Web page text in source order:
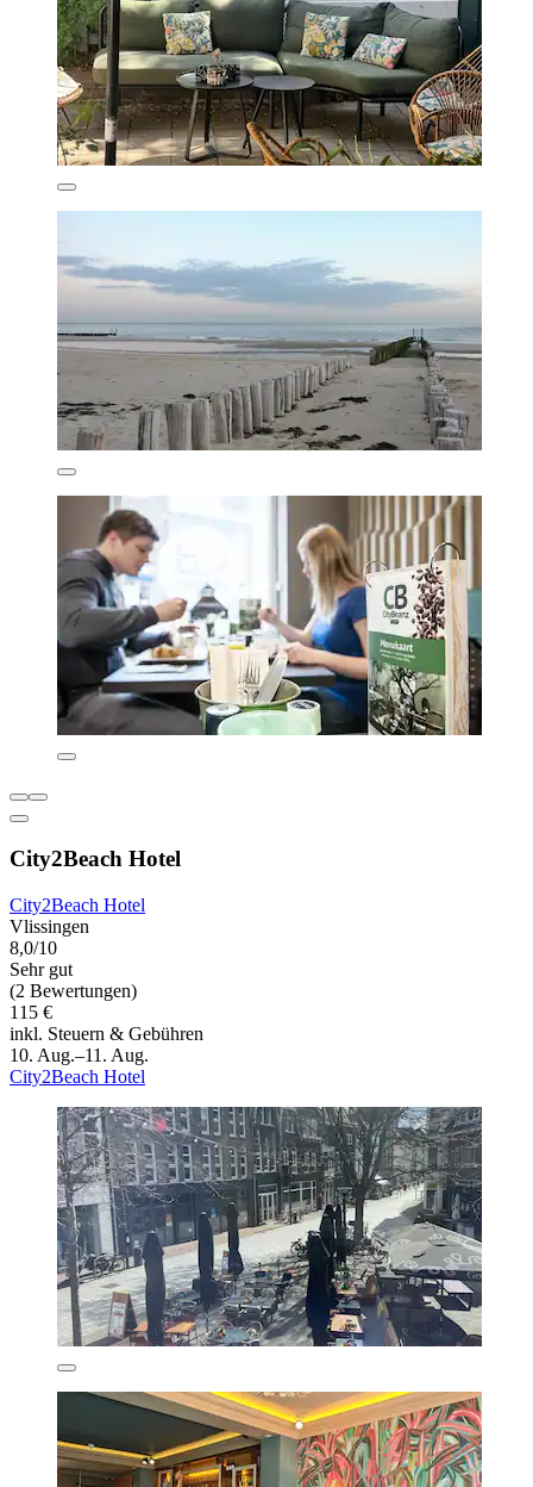
City2Beach Hotel
City2Beach Hotel
Vlissingen
8,0/10
Sehr gut
(2 Bewertungen)
115 €
inkl. Steuern & Gebühren
10. Aug.–11. Aug.
City2Beach Hotel